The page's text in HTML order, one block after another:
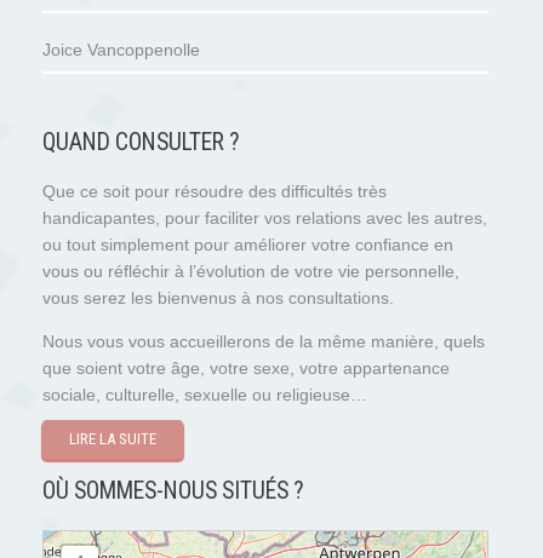
Joice Vancoppenolle
QUAND CONSULTER ?
Que ce soit pour résoudre des difficultés très
handicapantes, pour faciliter vos relations avec les autres,
ou tout simplement pour améliorer votre confiance en
vous ou réfléchir à l’évolution de votre vie personnelle,
vous serez les bienvenus à nos consultations.
Nous vous vous accueillerons de la même manière, quels
que soient votre âge, votre sexe, votre appartenance
sociale, culturelle, sexuelle ou religieuse…
LIRE LA SUITE
OÙ SOMMES-NOUS SITUÉS ?
chargement de la carte - veuillez patienter...